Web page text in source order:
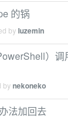
的锅
byluzemin
）
bynekoneko
法加回去